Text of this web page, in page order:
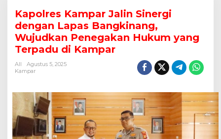
p
o
r
e
m
p
a
r
J
Kapolres Kampar Jalin Sinergi
dengan Lapas Bangkinang,
Wujudkan Penegakan Hukum yang
Terpadu di Kampar
All
Agustus 5, 2025
Kampar